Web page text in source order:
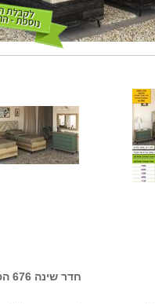
חדר שינה 676 הפרדה יהודית 1, רא ריהוטים